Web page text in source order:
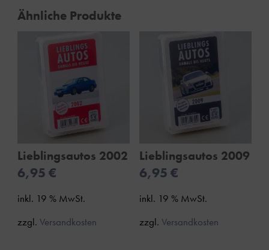
Ähnliche Produkte
Lieblingsautos 2002
6,95 €
inkl. 19 % MwSt.
zzgl. Versandkosten
Lieblingsautos 2009
6,95 €
inkl. 19 % MwSt.
zzgl. Versandkosten